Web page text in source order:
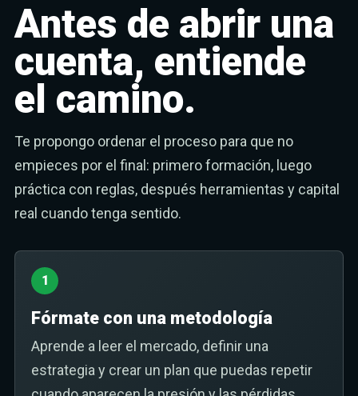
Antes de abrir una
cuenta, entiende
el camino.
Te propongo ordenar el proceso para que no
empieces por el final: primero formación, luego
práctica con reglas, después herramientas y capital
real cuando tenga sentido.
1
Fórmate con una metodología
Aprende a leer el mercado, definir una
estrategia y crear un plan que puedas repetir